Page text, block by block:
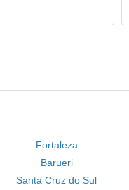
Fortaleza
Barueri
Santa Cruz do Sul